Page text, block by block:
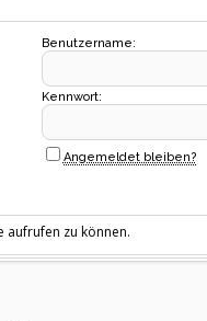
Benutzername:
Kennwort:
Angemeldet bleiben?
aufrufen zu können.